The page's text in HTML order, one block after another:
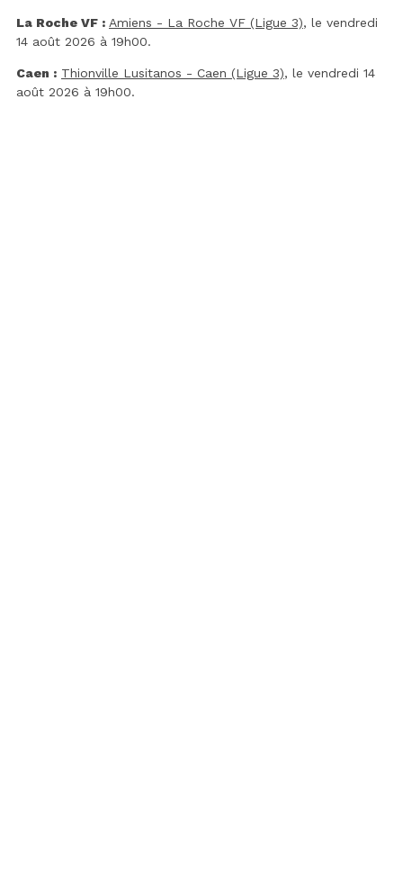
La Roche VF : Amiens - La Roche VF (Ligue 3), le vendredi
14 août 2026 à 19h00.
Caen : Thionville Lusitanos - Caen (Ligue 3), le vendredi 14
août 2026 à 19h00.